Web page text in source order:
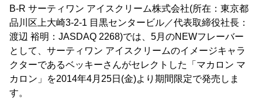
B-R サーティワン アイスクリーム株式会社(所在：東京都
品川区上大崎3-2-1 目黒センタービル／代表取締役社長：
渡辺 裕明：JASDAQ 2268)では、5月のNEWフレーバー
として、サーティワン アイスクリームのイメージキャラ
クターであるベッキーさんがセレクトした「マカロン マ
カロン」を2014年4月25日(金)より期間限定で発売しま
す。